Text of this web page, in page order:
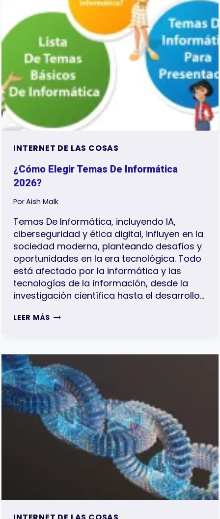
TECNOLOGÍA
|
CRONOLOGÍA
DE
LA
TECNOLOGÍA
INTERNET DE LAS COSAS
¿Cómo Elegir Temas De Informática
2026?
PorAish Malk
Temas De Informática, incluyendo IA,
ciberseguridad y ética digital, influyen en la
sociedad moderna, planteando desafíos y
oportunidades en la era tecnológica. Todo
está afectado por la informática y las
tecnologías de la información, desde la
investigación científica hasta el desarrollo…
LEER MÁS¿CÓMO
INFORMÁTICA
2026?